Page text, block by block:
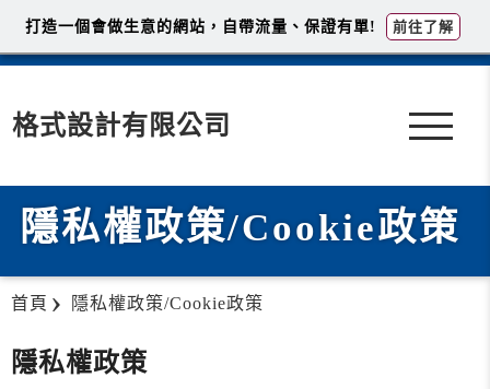
格式設計有限公司
隱私權政策/Cookie政策
首頁 隱私權政策/Cookie政策
隱私權政策
打造一個會做生意的網站，自帶流量、保證有單! 前往了解